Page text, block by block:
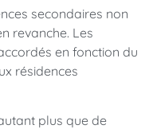
secondaires non
revanche. Les
en fonction du
résidences
plus que de